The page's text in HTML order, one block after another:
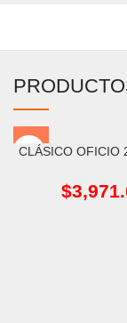
CLÁSICO OFICIO
$